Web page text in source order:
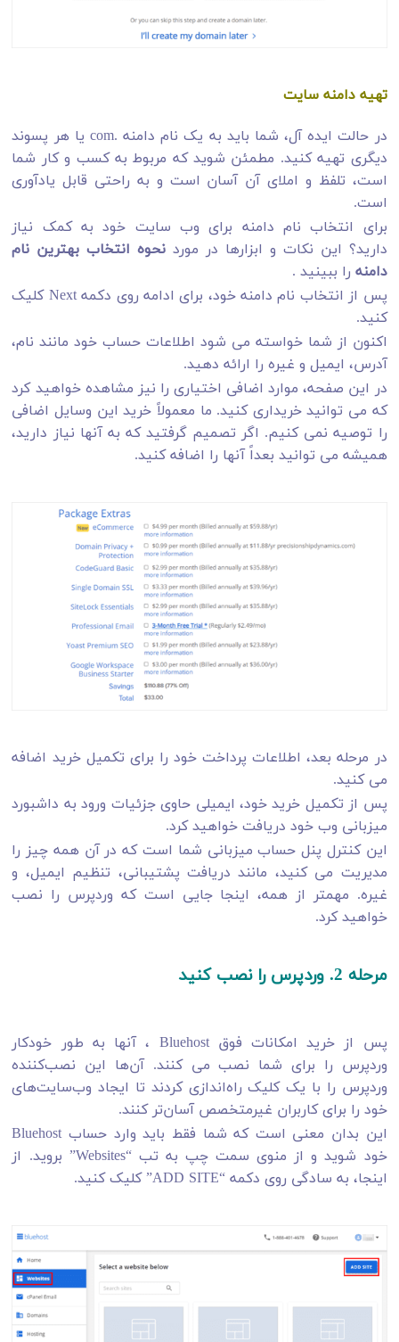
تهیه دامنه سایت
در حالت ایده آل، شما باید به یک نام دامنه .com یا هر پسوند
دیگری تهیه کنید. مطمئن شوید که مربوط به کسب و کار شما
است، تلفظ و املای آن آسان است و به راحتی قابل یادآوری
است.
برای انتخاب نام دامنه برای وب سایت خود به کمک نیاز
دارید؟ این نکات و ابزارها در مورد نحوه انتخاب بهترین نام
دامنه را ببینید .
پس از انتخاب نام دامنه خود، برای ادامه روی دکمه Next کلیک
کنید.
اکنون از شما خواسته می شود اطلاعات حساب خود مانند نام،
آدرس، ایمیل و غیره را ارائه دهید.
در این صفحه، موارد اضافی اختیاری را نیز مشاهده خواهید کرد
که می توانید خریداری کنید. ما معمولاً خرید این وسایل اضافی
را توصیه نمی کنیم. اگر تصمیم گرفتید که به آنها نیاز دارید،
همیشه می توانید بعداً آنها را اضافه کنید.
در مرحله بعد، اطلاعات پرداخت خود را برای تکمیل خرید اضافه
می کنید.
پس از تکمیل خرید خود، ایمیلی حاوی جزئیات ورود به داشبورد
میزبانی وب خود دریافت خواهید کرد.
این کنترل پنل حساب میزبانی شما است که در آن همه چیز را
مدیریت می کنید، مانند دریافت پشتیبانی، تنظیم ایمیل، و
غیره. مهمتر از همه، اینجا جایی است که وردپرس را نصب
خواهید کرد.
مرحله 2. وردپرس را نصب کنید
پس از خرید امکانات فوق Bluehost ، آنها به طور خودکار
وردپرس را برای شما نصب می کنند. آن‌ها این نصب‌کننده
وردپرس را با یک کلیک راه‌اندازی کردند تا ایجاد وب‌سایت‌های
خود را برای کاربران غیرمتخصص آسان‌تر کنند.
این بدان معنی است که شما فقط باید وارد حساب Bluehost
خود شوید و از منوی سمت چپ به تب “Websites” بروید. از
اینجا، به سادگی روی دکمه “ADD SITE” کلیک کنید.